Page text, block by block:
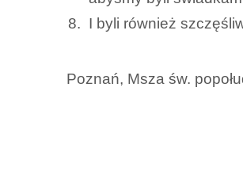
I byli również
Poznań, Msza św.